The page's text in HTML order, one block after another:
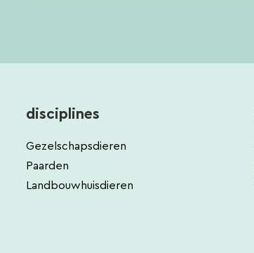
disciplines
Gezelschapsdieren
Paarden
Landbouwhuisdieren